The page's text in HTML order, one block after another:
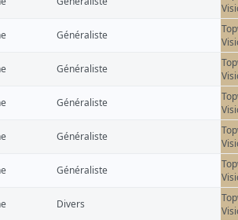
Généraliste
Généraliste
Généraliste
Généraliste
Généraliste
Divers